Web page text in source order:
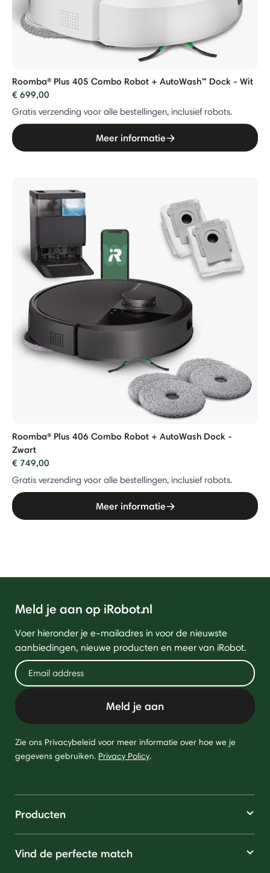
Roomba® Plus 405 Combo Robot + AutoWash™ Dock - Wit
€ 699,00
Gratis verzending voor alle bestellingen, inclusief robots.
Meer informatie
Roomba® Plus 406 Combo Robot + AutoWash Dock -
Zwart
€ 749,00
Gratis verzending voor alle bestellingen, inclusief robots.
Meer informatie
Meld je aan op iRobot.nl
Voer hieronder je e-mailadres in voor de nieuwste
aanbiedingen, nieuwe producten en meer van iRobot.
Meld je aan
Zie ons Privacybeleid voor meer informatie over hoe we je
gegevens gebruiken. Privacy Policy.
Producten
Vind de perfecte match